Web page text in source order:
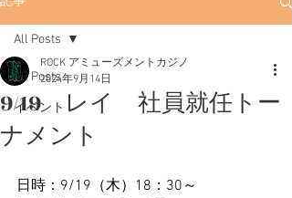
All Posts
イベント
All Posts
9/19 レイ 社員就任トー
ナメント
ROCK アミューズメントカジノ
2024年9月14日
日時：9/19（木）18：30～